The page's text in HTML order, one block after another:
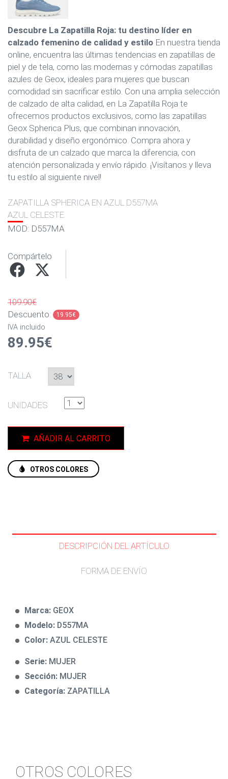
Descubre La Zapatilla Roja: tu destino líder en
calzado femenino de calidad y estilo En nuestra tienda
online, encuentra las últimas tendencias en zapatillas de
piel y de tela, como las modernas y cómodas zapatillas
azules de Geox, ideales para mujeres que buscan
comodidad sin sacrificar estilo. Con una amplia selección
de calzado de alta calidad, en La Zapatilla Roja te
ofrecemos productos exclusivos, como las zapatillas
Geox Spherica Plus, que combinan innovación,
durabilidad y diseño ergonómico. Compra ahora y
disfruta de un calzado que marca la diferencia, con
atención personalizada y envío rápido. ¡Visítanos y lleva
tu estilo al siguiente nivel!
ZAPATILLA SPHERICA EN AZUL D557MA
AZUL CELESTE
MOD: D557MA
Compártelo
109.90€
Descuento:
19.95€
IVA incluido
89.95€
TALLA
UNIDADES
AÑADIR AL CARRITO
OTROS COLORES
DESCRIPCIÓN DEL ARTÍCULO
FORMA DE ENVÍO
Marca: GEOX
Modelo: D557MA
Color: AZUL CELESTE
Serie: MUJER
Sección: MUJER
Categoría: ZAPATILLA
OTROS COLORES